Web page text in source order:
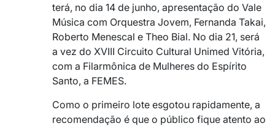
terá, no dia 14 de junho, apresentação do Vale
Música com Orquestra Jovem, Fernanda Takai,
Roberto Menescal e Theo Bial. No dia 21, será
a vez do XVIII Circuito Cultural Unimed Vitória,
com a Filarmônica de Mulheres do Espírito
Santo, a FEMES.
Como o primeiro lote esgotou rapidamente, a
recomendação é que o público fique atento ao